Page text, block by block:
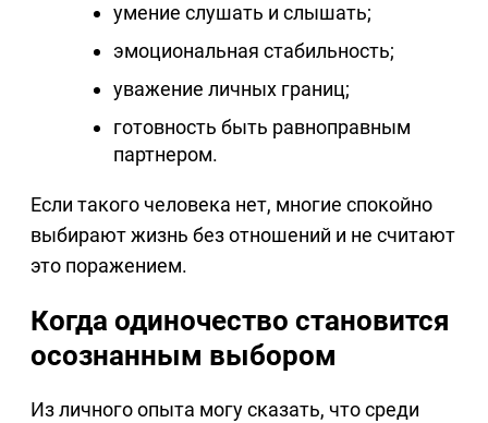
умение слушать и слышать;
эмоциональная стабильность;
уважение личных границ;
готовность быть равноправным
партнером.
Если такого человека нет, многие спокойно
выбирают жизнь без отношений и не считают
это поражением.
Когда одиночество становится
осознанным выбором
Из личного опыта могу сказать, что среди